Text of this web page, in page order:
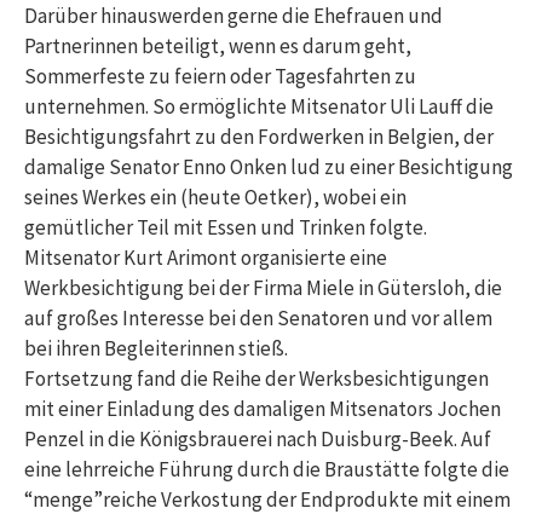
Darüber hinauswerden gerne die Ehefrauen und
Partnerinnen beteiligt, wenn es darum geht,
Sommerfeste zu feiern oder Tagesfahrten zu
unternehmen. So ermöglichte Mitsenator Uli Lauff die
Besichtigungsfahrt zu den Fordwerken in Belgien, der
damalige Senator Enno Onken lud zu einer Besichtigung
seines Werkes ein (heute Oetker), wobei ein
gemütlicher Teil mit Essen und Trinken folgte.
Mitsenator Kurt Arimont organisierte eine
Werkbesichtigung bei der Firma Miele in Gütersloh, die
auf großes Interesse bei den Senatoren und vor allem
bei ihren Begleiterinnen stieß.
Fortsetzung fand die Reihe der Werksbesichtigungen
mit einer Einladung des damaligen Mitsenators Jochen
Penzel in die Königsbrauerei nach Duisburg-Beek. Auf
eine lehrreiche Führung durch die Braustätte folgte die
“menge”reiche Verkostung der Endprodukte mit einem